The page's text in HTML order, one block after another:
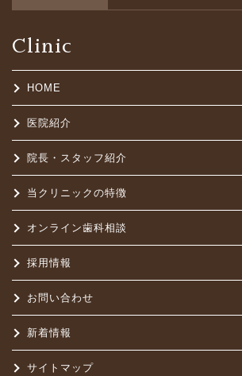
Clinic
HOME
医院紹介
院長・スタッフ紹介
当クリニックの特徴
オンライン歯科相談
採用情報
お問い合わせ
新着情報
サイトマップ